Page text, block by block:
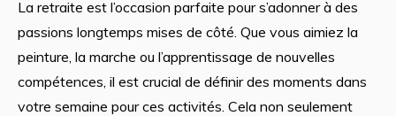
La retraite est l’occasion parfaite pour s’adonner à des
passions longtemps mises de côté. Que vous aimiez la
peinture, la marche ou l’apprentissage de nouvelles
compétences, il est crucial de définir des moments dans
votre semaine pour ces activités. Cela non seulement